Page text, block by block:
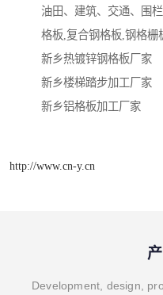
油田、建筑、交通、围
格板,复合钢格板,钢格栅
新乡热镀锌钢格板厂家
新乡楼梯踏步加工厂家
新乡铝格板加工厂家
http://www.cn-y.cn
Development, design,